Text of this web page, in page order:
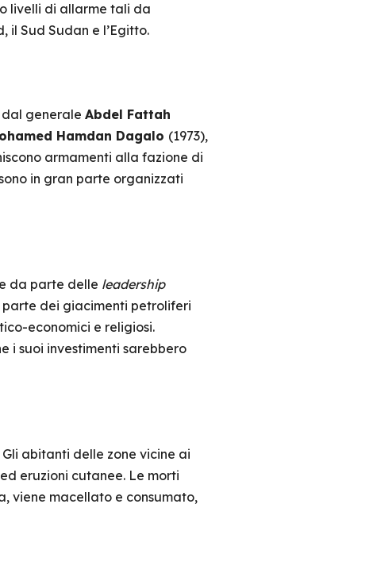
livelli di allarme tali da
il Sud Sudan e l’Egitto.
generale Abdel Fattah
Hamdan Dagalo (1973),
armamenti alla fazione di
in gran parte organizzati
da parte delle leadership
dei giacimenti petroliferi
economici e religiosi.
i suoi investimenti sarebbero
abitanti delle zone vicine ai
eruzioni cutanee. Le morti
viene macellato e consumato,